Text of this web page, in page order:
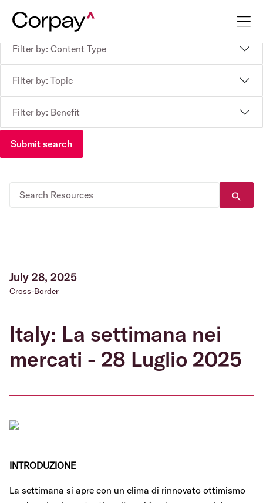
Filter by: Content Type
Filter by: Topic
Filter by: Benefit
Submit search
July 28, 2025
Cross-Border
Italy: La settimana nei
mercati - 28 Luglio 2025
INTRODUZIONE
La settimana si apre con un clima di rinnovato ottimismo